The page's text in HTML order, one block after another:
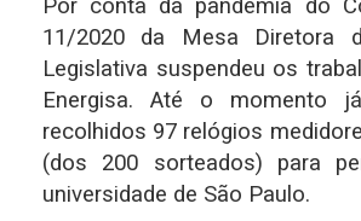
Por conta da pandemia do
11/2020 da Mesa Diretora
Legislativa suspendeu os
Energisa. Até o momento
recolhidos 97 relógios
(dos 200 sorteados) para
universidade de São Paulo.